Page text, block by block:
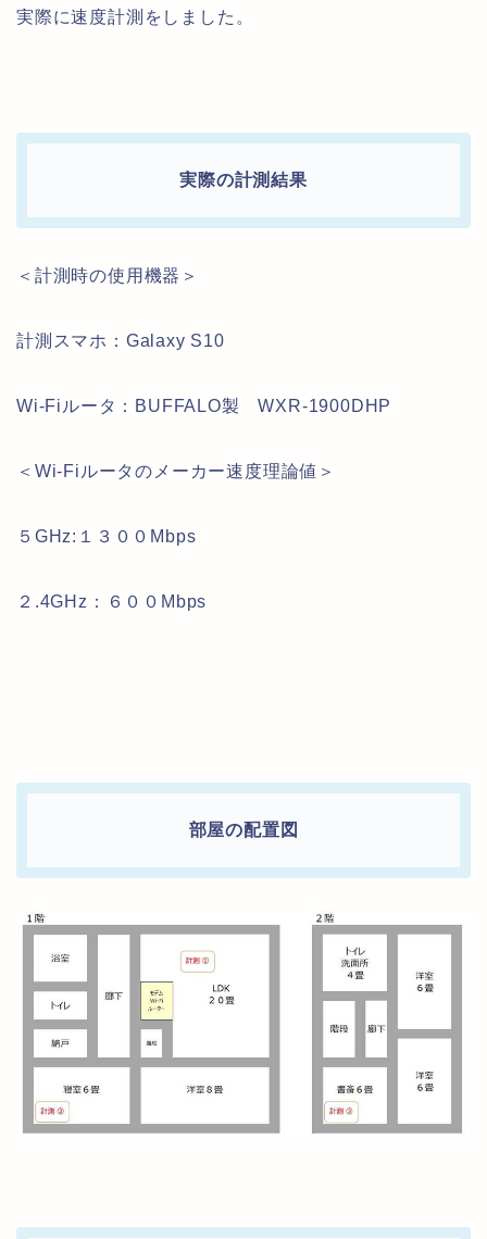
実際に速度計測をしました。
実際の計測結果
＜計測時の使用機器＞
計測スマホ：Galaxy S10
Wi-Fiルータ：BUFFALO製 WXR-1900DHP
＜Wi-Fiルータのメーカー速度理論値＞
５GHz:１３００Mbps
２.4GHz：６００Mbps
部屋の配置図